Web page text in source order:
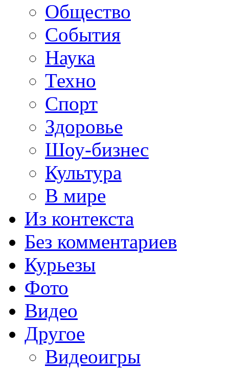
Общество
События
Наука
Техно
Спорт
Здоровье
Шоу-бизнес
Культура
В мире
Из контекста
Без комментариев
Курьезы
Фото
Видео
Другое
Видеоигры